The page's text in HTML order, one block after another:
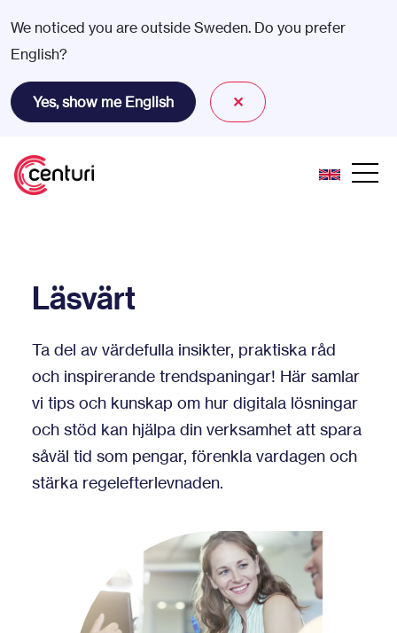
We noticed you are outside Sweden. Do you prefer
English?
Yes, show me English ✕
Läsvärt
Ta del av värdefulla insikter, praktiska råd
och inspirerande trendspaningar! Här samlar
vi tips och kunskap om hur digitala lösningar
och stöd kan hjälpa din verksamhet att spara
såväl tid som pengar, förenkla vardagen och
stärka regelefterlevnaden.